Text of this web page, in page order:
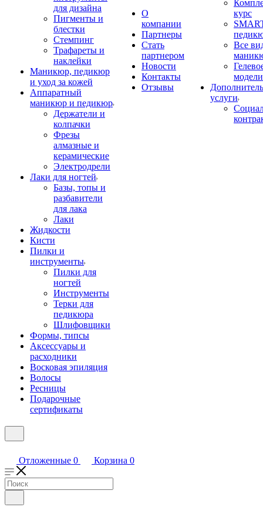
для дизайна
Пигменты и
блестки
Стемпинг
Трафареты и
наклейки
Маникюр, педикюр
и уход за кожей
Аппаратный
маникюр и педикюр
Держатели и
колпачки
Фрезы
алмазные и
керамические
Электродрели
Лаки для ногтей
Базы, топы и
разбавители
для лака
Лаки
Жидкости
Кисти
Пилки и
инструменты
Пилки для
ногтей
Инструменты
Терки для
педикюра
Шлифовщики
Формы, типсы
Аксессуары и
расходники
Восковая эпиляция
Волосы
Ресницы
Подарочные
сертификаты
О
компании
Партнеры
Стать
партнером
Новости
Контакты
Отзывы
курс
Все
услуги
Отложенные 0 Корзина 0